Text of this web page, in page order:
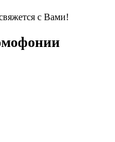
с Вами!